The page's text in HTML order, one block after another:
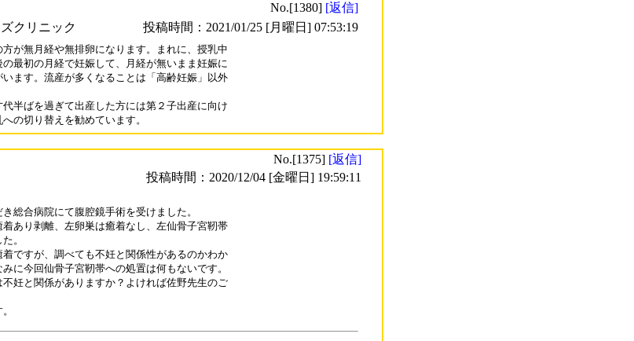
No.[1380] [返信]
クリニック
投稿時間：2021/01/25 [月曜日] 07:53:19
が無月経や無排卵になります。まれに、授乳中
最初の月経で妊娠して、月経が無いまま妊娠に
ます。流産が多くなることは「高齢妊娠」以外
半ばを過ぎて出産した方には第２子出産に向け
の切り替えを勧めています。
No.[1375] [返信]
投稿時間：2020/12/04 [金曜日] 19:59:11
総合病院にて腹腔鏡手術を受けました。
あり剥離、左卵巣は癒着なし、左仙骨子宮靭帯
。
ですが、調べても不妊と関係性があるのかわか
に今回仙骨子宮靭帯への処置は何もないです。
妊と関係がありますか？よければ佐野先生のご